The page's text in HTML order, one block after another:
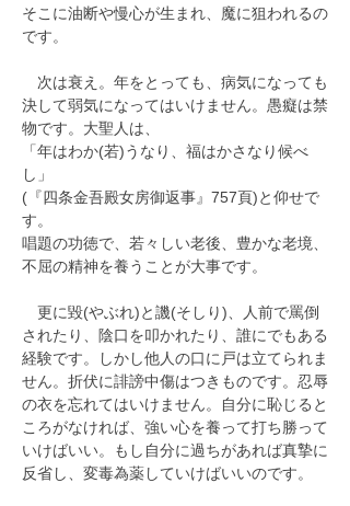
そこに油断や慢心が生まれ、魔に狙われるの
です。
次は衰え。年をとっても、病気になっても
決して弱気になってはいけません。愚癡は禁
物です。大聖人は、
「年はわか(若)うなり、福はかさなり候べ
し」
(『四条金吾殿女房御返事』757頁)と仰せで
す。
唱題の功徳で、若々しい老後、豊かな老境、
不屈の精神を養うことが大事です。
更に毀(やぶれ)と譏(そしり)、人前で罵倒
されたり、陰口を叩かれたり、誰にでもある
経験です。しかし他人の口に戸は立てられま
せん。折伏に誹謗中傷はつきものです。忍辱
の衣を忘れてはいけません。自分に恥じると
ころがなければ、強い心を養って打ち勝って
いけばいい。もし自分に過ちがあれば真摯に
反省し、変毒為薬していけばいいのです。